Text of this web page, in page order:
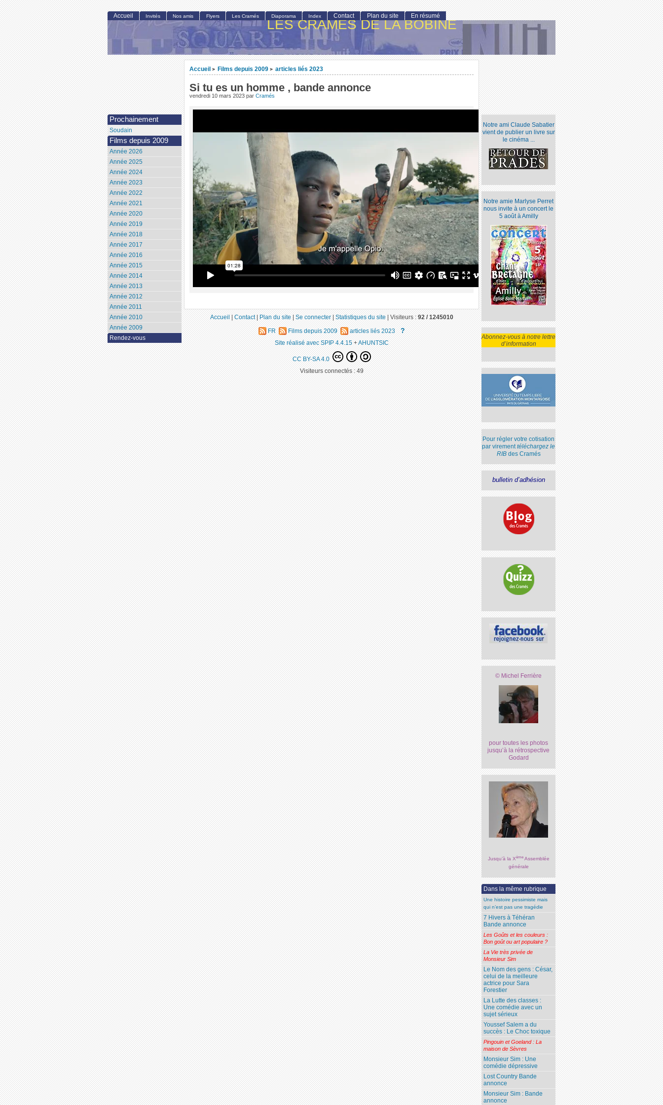
LES CRAMÉS DE LA BOBINE
Accueil > Films depuis 2009 > articles liés 2023
Si tu es un homme , bande annonce
vendredi 10 mars 2023 par Cramés
Notre ami Claude Sabatier
vient de publier un livre sur
le cinéma ...
Notre amie Marlyse Perret
nous invite à un concert le
5 août à Amilly
Abonnez-vous à notre lettre
d’information
Pour régler votre cotisation
par virementtéléchargez le
RIBdes Cramés
bulletin d’adhésion
© Michel Ferrière
pour toutes les photos
jusqu’à la rétrospective
Godard
Jusqu’à la XèmeAssemblée
générale
Dans la même rubrique
Une histoire pessimiste mais
qui n’est pas une tragédie
7 Hivers à Téhéran
Bande annonce
Les Goûts et les couleurs :
Bon goût ou art populaire ?
La Vie très privée de
Monsieur Sim
Le Nom des gens : César,
celui de la meilleure
actrice pour Sara
Forestier
La Lutte des classes :
Une comédie avec un
sujet sérieux
Youssef Salem a du
succès : Le Choc toxique
Pingouin et Goeland : La
maison de Sèvres
Monsieur Sim : Une
comédie dépressive
Lost Country Bande
annonce
Monsieur Sim : Bande
annonce
Accueil Invités Nos amis Flyers Les Cramés Diaporama Index Contact Plan du site En résumé
Prochainement
Soudain
Films depuis 2009
Année 2026
Année 2025
Année 2024
Année 2023
Année 2022
Année 2021
Année 2020
Année 2019
Année 2018
Année 2017
Année 2016
Année 2015
Année 2014
Année 2013
Année 2012
Année 2011
Année 2010
Année 2009
Rendez-vous
Accueil|Contact|Plan du site|Se connecter|Statistiques du site|Visiteurs :92 / 1245010
FR Films depuis 2009 articles liés 2023 ?
Site réalisé avec SPIP 4.4.15+AHUNTSIC
CC BY-SA 4.0
Visiteurs connectés :49